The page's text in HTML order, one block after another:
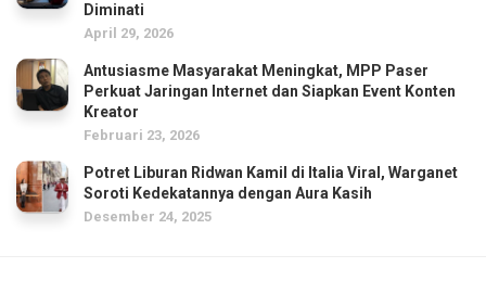
Diminati
April 29, 2026
Antusiasme Masyarakat Meningkat, MPP Paser
Perkuat Jaringan Internet dan Siapkan Event Konten
Kreator
Februari 23, 2026
Potret Liburan Ridwan Kamil di Italia Viral, Warganet
Soroti Kedekatannya dengan Aura Kasih
Desember 24, 2025